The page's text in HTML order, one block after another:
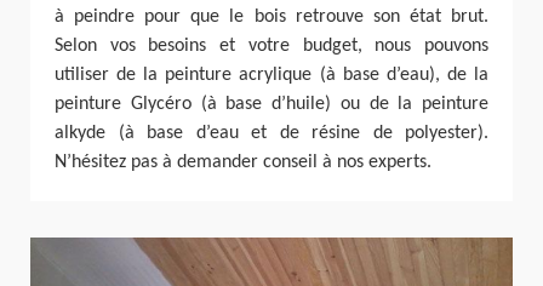
à peindre pour que le bois retrouve son état brut.
Selon vos besoins et votre budget, nous pouvons
utiliser de la peinture acrylique (à base d’eau), de la
peinture Glycéro (à base d’huile) ou de la peinture
alkyde (à base d’eau et de résine de polyester).
N’hésitez pas à demander conseil à nos experts.